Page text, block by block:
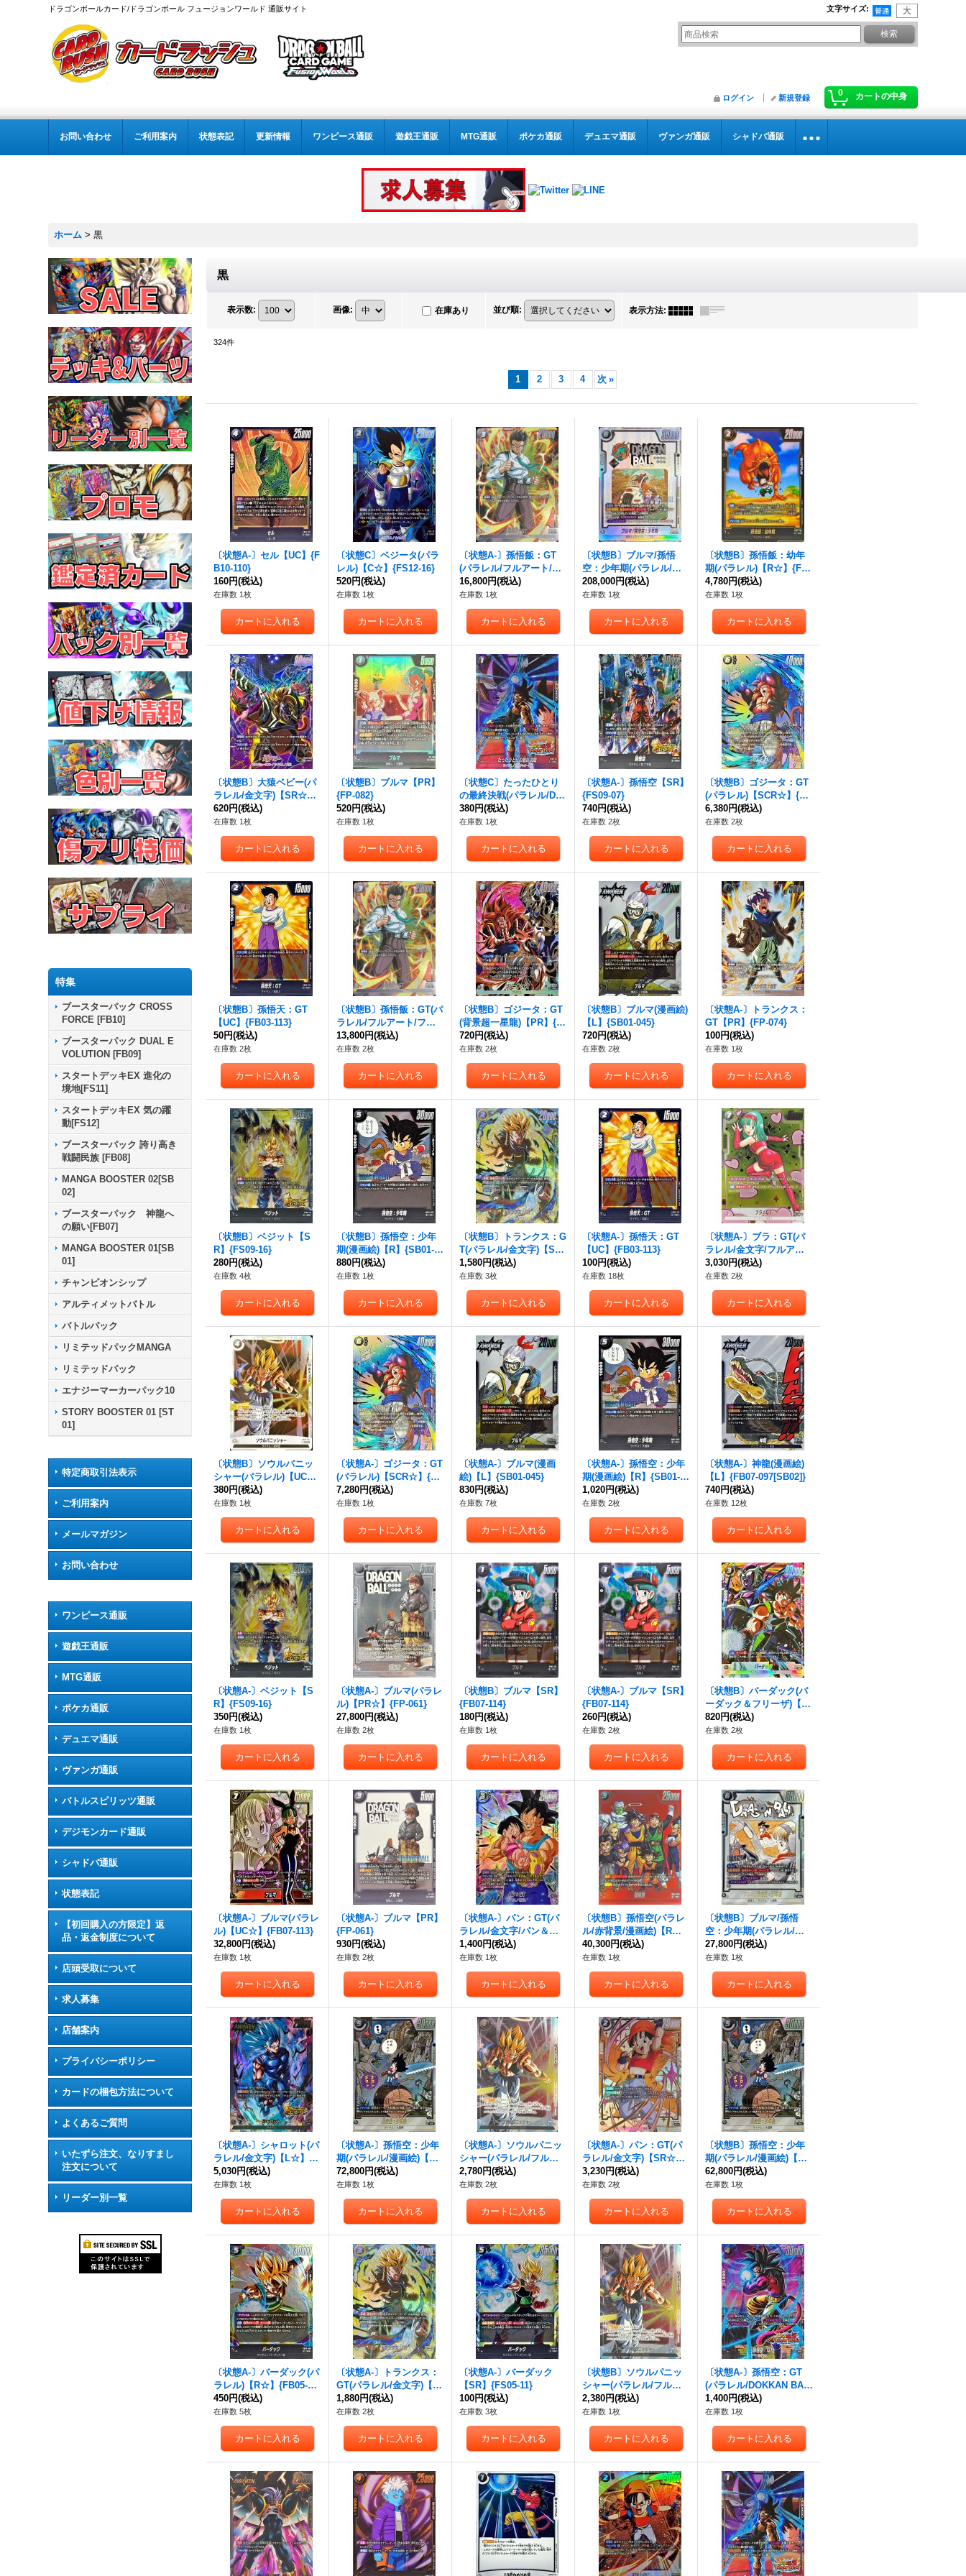
ドラゴンボールカード/ドラゴンボール フュージョンワールド 通販サイト 文字サイズ:
0 カートの中身
ログイン 新規登録
お問い合わせ ご利用案内 状態表記 更新情報 ワンピース通販 遊戯王通販 MTG通販 ポケカ通販 デュエマ通販 ヴァンガ通販 シャドバ通販
ホーム > 黒
特集
ブースターパック CROSS
FORCE [FB10]
ブースターパック DUAL E
VOLUTION [FB09]
スタートデッキEX 進化の
境地[FS11]
スタートデッキEX 気の躍
動[FS12]
ブースターパック 誇り高き
戦闘民族 [FB08]
MANGA BOOSTER 02[SB
02]
ブースターパック 神龍へ
の願い[FB07]
MANGA BOOSTER 01[SB
01]
チャンピオンシップ
アルティメットバトル
バトルパック
リミテッドパックMANGA
リミテッドパック
エナジーマーカーパック10
STORY BOOSTER 01 [ST
01]
特定商取引法表示
ご利用案内
メールマガジン
お問い合わせ
ワンピース通販
遊戯王通販
MTG通販
ポケカ通販
デュエマ通販
ヴァンガ通販
バトルスピリッツ通販
デジモンカード通販
シャドバ通販
状態表記
【初回購入の方限定】返
品・返金制度について
店頭受取について
求人募集
店舗案内
プライバシーポリシー
カードの梱包方法について
よくあるご質問
いたずら注文、なりすまし
注文について
リーダー別一覧
黒
表示数: 画像: 在庫あり 並び順: 表示方法:
324件
1 2 3 4 次 »
〔状態A-〕セル【UC】{F
B10-110}
160円(税込)
在庫数 1枚
〔状態C〕ベジータ(パラ
レル)【C☆】{FS12-16}
520円(税込)
在庫数 1枚
〔状態A-〕孫悟飯：GT
(パラレル/フルアート/フ
レーム無)【R☆】{FB03-
114}
16,800円(税込)
在庫数 1枚
〔状態B〕ブルマ/孫悟
空：少年期(パラレル/バ
イク/漫画絵)【SR☆】{S
B01-057}
208,000円(税込)
在庫数 1枚
〔状態B〕孫悟飯：幼年
期(パラレル)【R☆】{FB0
7-106}
4,780円(税込)
在庫数 1枚
〔状態B〕大猿ベビー(パ
ラレル/金文字)【SR☆】
{FB04-104}
620円(税込)
在庫数 1枚
〔状態B〕ブルマ【PR】
{FP-082}
520円(税込)
在庫数 1枚
〔状態C〕たったひとり
の最終決戦(パラレル/DO
KKAN BATTLE)【C☆】
{FS05-16[FB05]}
380円(税込)
在庫数 1枚
〔状態A-〕孫悟空【SR】
{FS09-07}
740円(税込)
在庫数 2枚
〔状態B〕ゴジータ：GT
(パラレル)【SCR☆】{FB
09-123}
6,380円(税込)
在庫数 2枚
〔状態B〕孫悟天：GT
【UC】{FB03-113}
50円(税込)
在庫数 2枚
〔状態B〕孫悟飯：GT(パ
ラレル/フルアート/フレ
ーム無)【R☆】{FB03-11
4}
13,800円(税込)
在庫数 2枚
〔状態B〕ゴジータ：GT
(背景超一星龍)【PR】{F
P-081}
720円(税込)
在庫数 2枚
〔状態B〕ブルマ(漫画絵)
【L】{SB01-045}
720円(税込)
在庫数 2枚
〔状態A-〕トランクス：
GT【PR】{FP-074}
100円(税込)
在庫数 1枚
〔状態B〕ベジット【S
R】{FS09-16}
280円(税込)
在庫数 4枚
〔状態B〕孫悟空：少年
期(漫画絵)【R】{SB01-05
3}
880円(税込)
在庫数 1枚
〔状態B〕トランクス：G
T(パラレル/金文字)【SR
☆】{FB04-114}
1,580円(税込)
在庫数 3枚
〔状態A-〕孫悟天：GT
【UC】{FB03-113}
100円(税込)
在庫数 18枚
〔状態A-〕ブラ：GT(パ
ラレル/金文字/フルアー
ト)【UC☆】{FB03-127}
3,030円(税込)
在庫数 2枚
〔状態B〕ソウルパニッ
シャー(パラレル)【UC
☆】{FB05-116}
380円(税込)
在庫数 1枚
〔状態A-〕ゴジータ：GT
(パラレル)【SCR☆】{FB
09-123}
7,280円(税込)
在庫数 1枚
〔状態A-〕ブルマ(漫画
絵)【L】{SB01-045}
830円(税込)
在庫数 7枚
〔状態A-〕孫悟空：少年
期(漫画絵)【R】{SB01-05
3}
1,020円(税込)
在庫数 2枚
〔状態A-〕神龍(漫画絵)
【L】{FB07-097[SB02]}
740円(税込)
在庫数 12枚
〔状態A-〕ベジット【S
R】{FS09-16}
350円(税込)
在庫数 1枚
〔状態A-〕ブルマ(パラレ
ル)【PR☆】{FP-061}
27,800円(税込)
在庫数 2枚
〔状態B〕ブルマ【SR】
{FB07-114}
180円(税込)
在庫数 1枚
〔状態A-〕ブルマ【SR】
{FB07-114}
260円(税込)
在庫数 2枚
〔状態B〕バーダック(バ
ーダック＆フリーザ)【S
R】{FB03-121}
820円(税込)
在庫数 2枚
〔状態A-〕ブルマ(パラレ
ル)【UC☆】{FB07-113}
32,800円(税込)
在庫数 1枚
〔状態A-〕ブルマ【PR】
{FP-061}
930円(税込)
在庫数 2枚
〔状態A-〕パン：GT(パ
ラレル/金文字/パン＆孫
悟空)【SR☆】{FB03-12
5}
1,400円(税込)
在庫数 1枚
〔状態B〕孫悟空(パラレ
ル/赤背景/漫画絵)【R
☆】{FB05-099}
40,300円(税込)
在庫数 1枚
〔状態B〕ブルマ/孫悟
空：少年期(パラレル/漫
画絵)【SR☆】{SB01-05
7}
27,800円(税込)
在庫数 1枚
〔状態A-〕シャロット(パ
ラレル/金文字)【L☆】{F
S09-01}
5,030円(税込)
在庫数 1枚
〔状態A-〕孫悟空：少年
期(パラレル/漫画絵)【R
☆】{SB01-053}
72,800円(税込)
在庫数 1枚
〔状態A-〕ソウルパニッ
シャー(パラレル/フルア
ート/白文字)【UC☆】{F
B05-116}
2,780円(税込)
在庫数 2枚
〔状態A-〕パン：GT(パ
ラレル/金文字)【SR☆】
{FB03-125[FB05]}
3,230円(税込)
在庫数 2枚
〔状態B〕孫悟空：少年
期(パラレル/漫画絵)【R
☆】{SB01-053}
62,800円(税込)
在庫数 1枚
〔状態A-〕バーダック(パ
ラレル)【R☆】{FB05-10
6}
450円(税込)
在庫数 5枚
〔状態A-〕トランクス：
GT(パラレル/金文字)【S
R☆】{FB04-114}
1,880円(税込)
在庫数 2枚
〔状態A-〕バーダック
【SR】{FS05-11}
100円(税込)
在庫数 3枚
〔状態B〕ソウルパニッ
シャー(パラレル/フルア
ート/白文字)【UC☆】{F
B05-116}
2,380円(税込)
在庫数 1枚
〔状態A-〕孫悟空：GT
(パラレル/DOKKAN BAT
TLE)【R☆】{FB04-109[F
B05]}
1,400円(税込)
在庫数 1枚